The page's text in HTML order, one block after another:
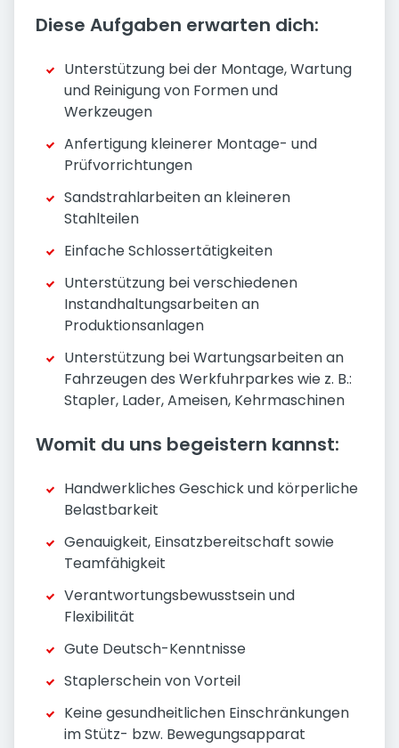
Diese Aufgaben erwarten dich:
Unterstützung bei der Montage, Wartung
und Reinigung von Formen und
Werkzeugen
Anfertigung kleinerer Montage- und
Prüfvorrichtungen
Sandstrahlarbeiten an kleineren
Stahlteilen
Einfache Schlossertätigkeiten
Unterstützung bei verschiedenen
Instandhaltungsarbeiten an
Produktionsanlagen
Unterstützung bei Wartungsarbeiten an
Fahrzeugen des Werkfuhrparkes wie z. B.:
Stapler, Lader, Ameisen, Kehrmaschinen
Womit du uns begeistern kannst:
Handwerkliches Geschick und körperliche
Belastbarkeit
Genauigkeit, Einsatzbereitschaft sowie
Teamfähigkeit
Verantwortungsbewusstsein und
Flexibilität
Gute Deutsch-Kenntnisse
Staplerschein von Vorteil
Keine gesundheitlichen Einschränkungen
im Stütz- bzw. Bewegungsapparat